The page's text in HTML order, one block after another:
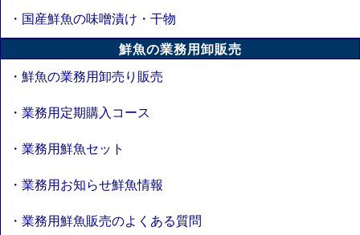
・国産鮮魚の味噌漬け・干物
鮮魚の業務用卸販売
・鮮魚の業務用卸売り販売
・業務用定期購入コース
・業務用鮮魚セット
・業務用お知らせ鮮魚情報
・業務用鮮魚販売のよくある質問